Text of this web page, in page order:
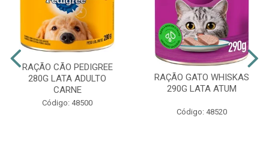
RAÇÃO CÃO PEDIGREE
280G LATA ADULTO
CARNE
Código: 48500
RAÇÃO GATO WHISKAS
290G LATA ATUM
Código: 48520